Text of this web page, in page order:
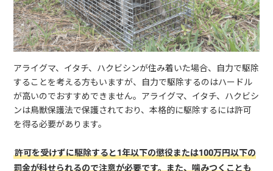
アライグマ、イタチ、ハクビシンが住み着いた場合、自力で駆除
することを考える方もいますが、自力で駆除するのはハードル
が高いのでおすすめできません。アライグマ、イタチ、ハクビシ
ンは鳥獣保護法で保護されており、本格的に駆除するには許可
を得る必要があります。
許可を受けずに駆除すると1年以下の懲役または100万円以下の
罰金が科せられるので注意が必要です。また、噛みつくことも